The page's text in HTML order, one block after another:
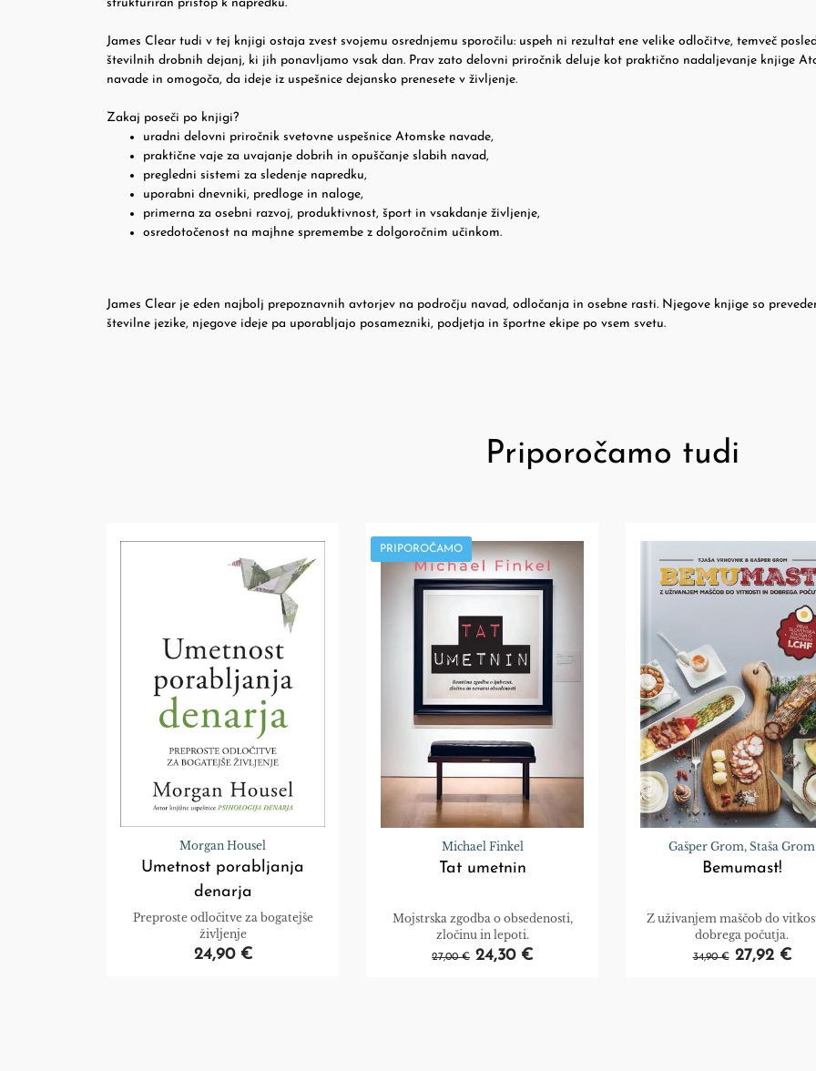
strukturiran pristop k napredku.
James Clear tudi v tej knjigi ostaja zvest svojemu osrednjemu sporočilu: uspeh ni rezultat ene velike odločitve, temveč
številnih drobnih dejanj, ki jih ponavljamo vsak dan. Prav zato delovni priročnik deluje kot praktično nadaljevanje knjige
navade in omogoča, da ideje iz uspešnice dejansko prenesete v življenje.
Zakaj poseči po knjigi?
uradni delovni priročnik svetovne uspešnice Atomske navade,
praktične vaje za uvajanje dobrih in opuščanje slabih navad,
pregledni sistemi za sledenje napredku,
uporabni dnevniki, predloge in naloge,
primerna za osebni razvoj, produktivnost, šport in vsakdanje življenje,
osredotočenost na majhne spremembe z dolgoročnim učinkom.
James Clear je eden najbolj prepoznavnih avtorjev na področju navad, odločanja in osebne rasti. Njegove knjige so
številne jezike, njegove ideje pa uporabljajo posamezniki, podjetja in športne ekipe po vsem svetu.
Priporočamo tudi
Morgan Housel
Umetnost porabljanja
denarja
Preproste odločitve za bogatejše
življenje
24,90 €
PRIPOROČAMO
Michael Finkel
Tat umetnin
Mojstrska zgodba o obsedenosti,
zločinu in lepoti.
27,00 € 24,30 €
Gašper Grom, Staša Grom
Bemumast!
Z uživanjem maščob do
dobrega počutja.
34,90 €27,92 €